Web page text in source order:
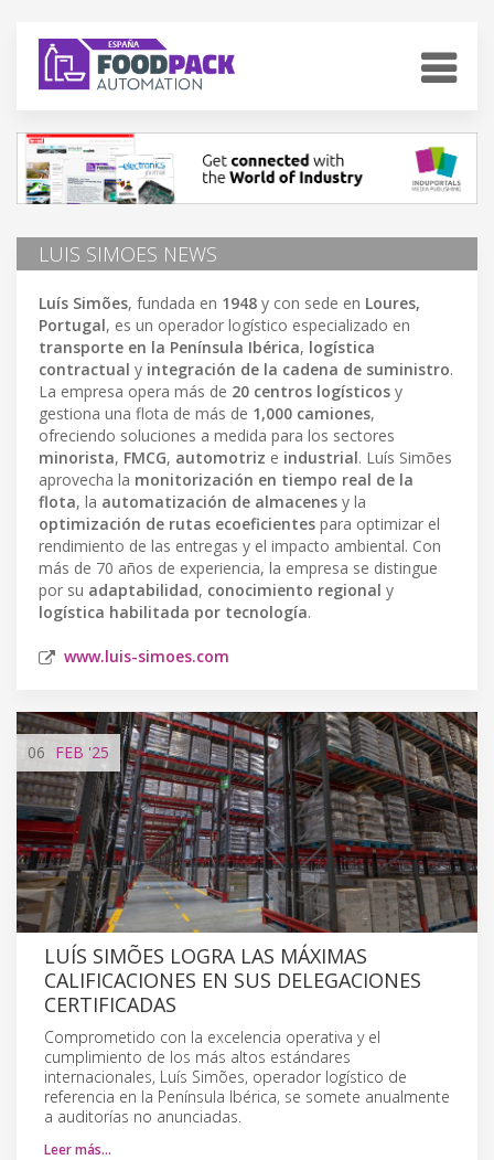
LUIS SIMOES NEWS
Luís Simões, fundada en 1948 y con sede en Loures,
Portugal, es un operador logístico especializado en
transporte en la Península Ibérica, logística
contractual y integración de la cadena de suministro.
La empresa opera más de 20 centros logísticos y
gestiona una flota de más de 1,000 camiones,
ofreciendo soluciones a medida para los sectores
minorista, FMCG, automotriz e industrial. Luís Simões
aprovecha la monitorización en tiempo real de la
flota, la automatización de almacenes y la
optimización de rutas ecoeficientes para optimizar el
rendimiento de las entregas y el impacto ambiental. Con
más de 70 años de experiencia, la empresa se distingue
por su adaptabilidad, conocimiento regional y
logística habilitada por tecnología.
www.luis-simoes.com
06 FEB '25
LUÍS SIMÕES LOGRA LAS MÁXIMAS
CALIFICACIONES EN SUS DELEGACIONES
CERTIFICADAS
Comprometido con la excelencia operativa y el
cumplimiento de los más altos estándares
internacionales, Luís Simões, operador logístico de
referencia en la Península Ibérica, se somete anualmente
a auditorías no anunciadas.
Leer más…